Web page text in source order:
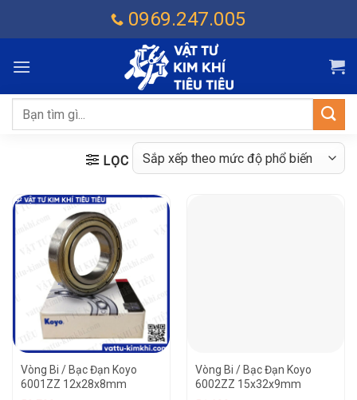
dung
0969.247.005
Tìm
kiếm:
LỌC
Vòng Bi / Bạc Đạn Koyo
6001ZZ 12x28x8mm
Vòng Bi / Bạc Đạn Koyo
6002ZZ 15x32x9mm